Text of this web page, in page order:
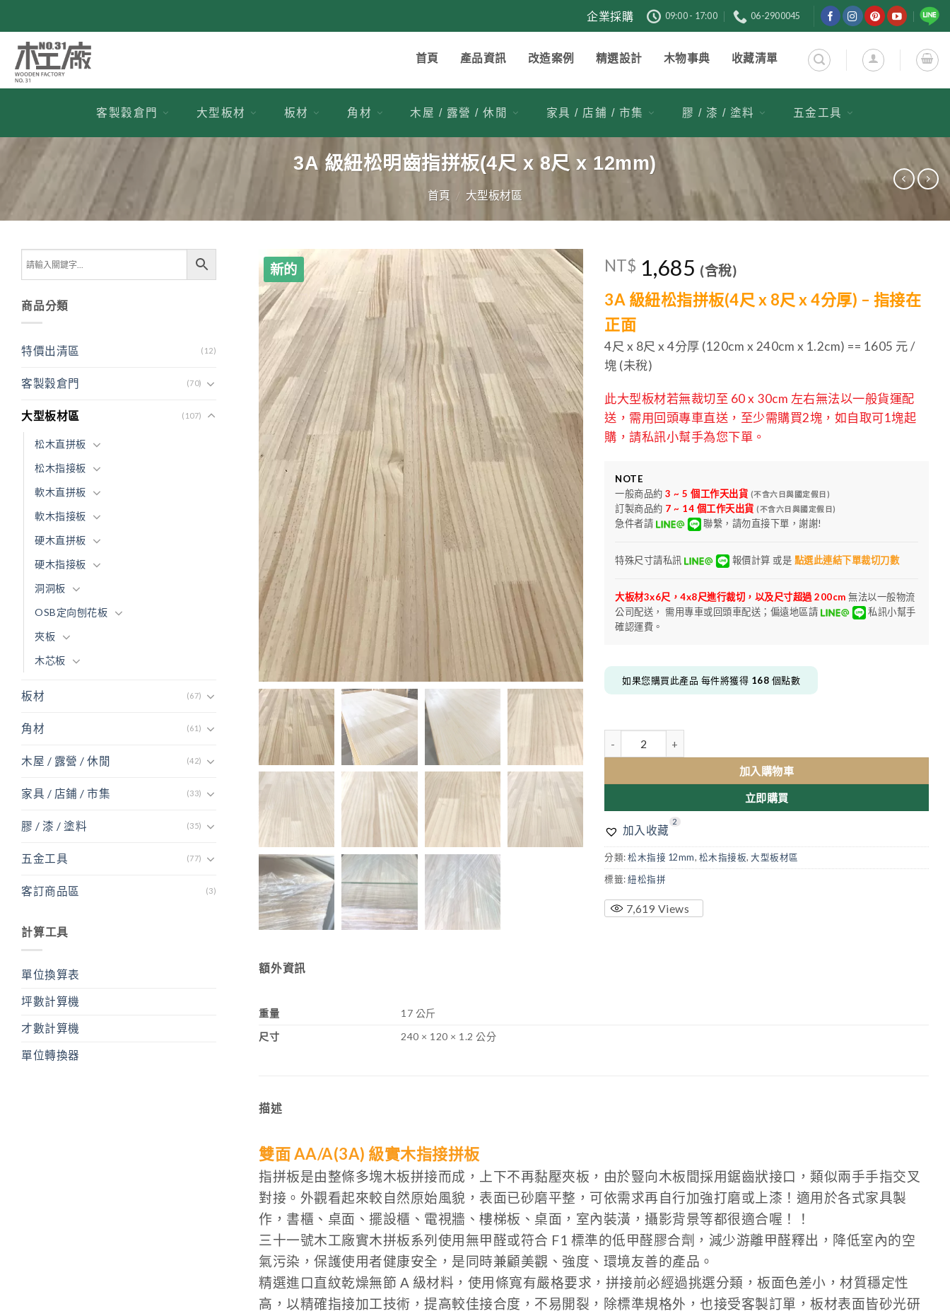
企業採購 09:00 - 17:00 06-2900045
首頁 產品資訊 改造案例 精選設計 木物事典 收藏清單
客製穀倉門 大型板材 板材 角材 木屋 / 露營 / 休閒 家具 / 店鋪 / 市集 膠 / 漆 / 塗料 五金工具
3A 級紐松明齒指拼板(4尺 x 8尺 x 12mm)
首頁 / 大型板材區
商品分類
特價出清區 (12)
客製穀倉門 (70)
大型板材區 (107)
松木直拼板
松木指接板
軟木直拼板
軟木指接板
硬木直拼板
硬木指接板
洞洞板
OSB定向刨花板
夾板
木芯板
板材 (67)
角材 (61)
木屋 / 露營 / 休閒 (42)
家具 / 店鋪 / 市集 (33)
膠 / 漆 / 塗料 (35)
五金工具 (77)
客訂商品區 (3)
計算工具
單位換算表
坪數計算機
才數計算機
單位轉換器
新的
加入
收藏
2
NT$ 1,685 (含稅)
3A 級紐松指拼板(4尺 x 8尺 x 4分厚) – 指接在
正面
4尺 x 8尺 x 4分厚 (120cm x 240cm x 1.2cm) == 1605 元 /
塊 (未稅)
此大型板材若無裁切至 60 x 30cm 左右無法以一般貨運配
送，需用回頭專車直送，至少需購買2塊，如自取可1塊起
購，請私訊小幫手為您下單。
NOTE
一般商品約 3 ~ 5 個工作天出貨 (不含六日與國定假日)
訂製商品約 7 ~ 14 個工作天出貨 (不含六日與國定假日)
急件者請 聯繫，請勿直接下單，謝謝!
特殊尺寸請私訊 報價計算 或是 點選此連結下單裁切刀數
大板材3x6尺，4x8尺進行裁切，以及尺寸超過 200cm 無法以一般物流
公司配送， 需用專車或回頭車配送；偏遠地區請
私訊小幫手
確認運費。
如果您購買此產品 每件將獲得 168 個點數
加入購物車
立即購買
加入收藏
2
分類: 松木指接 12mm, 松木指接板, 大型板材區
標籤: 紐松指拼
7,619 Views
額外資訊
重量
17 公斤
尺寸
240 × 120 × 1.2 公分
描述
雙面 AA/A(3A) 級實木指接拼板
指拼板是由整條多塊木板拼接而成，上下不再黏壓夾板，由於豎向木板間採用鋸齒狀接口，類似兩手手指交叉
對接。外觀看起來較自然原始風貌，表面已砂磨平整，可依需求再自行加強打磨或上漆！適用於各式家具製
作，書櫃、桌面、擺設櫃、 電視牆、樓梯板、桌面，室內裝潢，攝影背景等都很適合喔！！
三十一號木工廠實木拼板系列使用無甲醛或符合 F1 標準的低甲醛膠合劑，減少游離甲醛釋出，降低室內的空
氣污染，保護使用者健康安全，是同時兼顧美觀、強度、環境友善的產品。
精選進口直紋乾燥無節 A 級材料，使用條寬有嚴格要求，拼接前必經過挑選分類，板面色差小，材質穩定性
高，以精確指接加工技術，提高較佳接合度，不易開裂，除標準規格外，也接受客製訂單，板材表面皆砂光研